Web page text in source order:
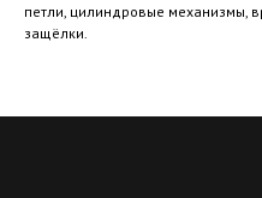
петли, цилиндровые механизмы,
защёлки.